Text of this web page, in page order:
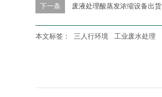
下一条 废液处理酸蒸发浓缩设备出货
本文标签： 三人行环境 工业废水处理